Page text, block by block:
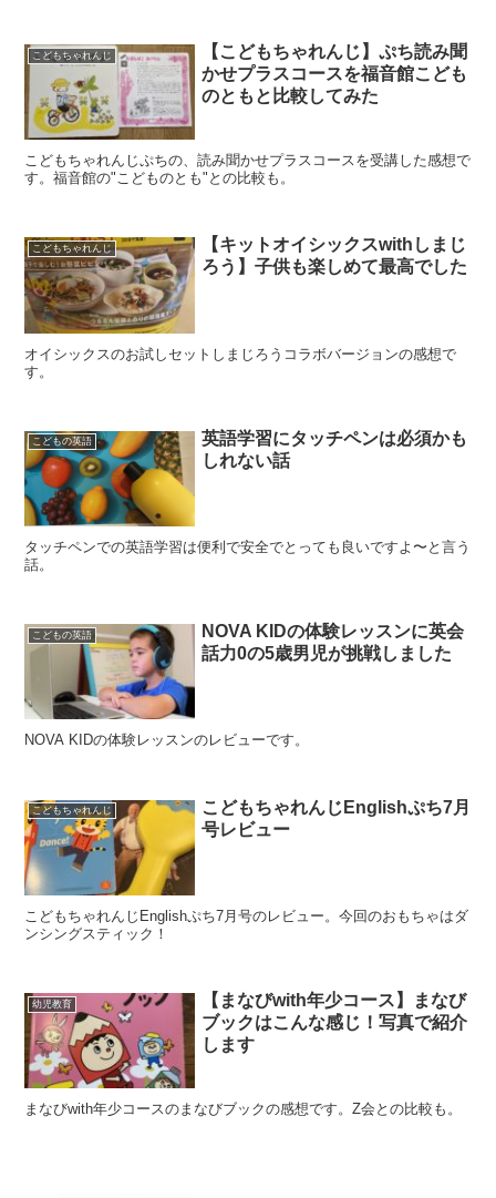
こどもちゃれんじ
【こどもちゃれんじ】ぷち読み聞
かせプラスコースを福音館こども
のともと比較してみた
こどもちゃれんじぷちの、読み聞かせプラスコースを受講した感想で
す。福音館の"こどものとも"との比較も。
こどもちゃれんじ
【キットオイシックスwithしまじ
ろう】子供も楽しめて最高でした
オイシックスのお試しセットしまじろうコラボバージョンの感想で
す。
こどもの英語
英語学習にタッチペンは必須かも
しれない話
タッチペンでの英語学習は便利で安全でとっても良いですよ〜と言う
話。
こどもの英語
NOVA KIDの体験レッスンに英会
話力0の5歳男児が挑戦しました
NOVA KIDの体験レッスンのレビューです。
こどもちゃれんじ
こどもちゃれんじEnglishぷち7月
号レビュー
こどもちゃれんじEnglishぷち7月号のレビュー。今回のおもちゃはダ
ンシングスティック！
幼児教育
【まなびwith年少コース】まなび
ブックはこんな感じ！写真で紹介
します
まなびwith年少コースのまなびブックの感想です。Z会との比較も。